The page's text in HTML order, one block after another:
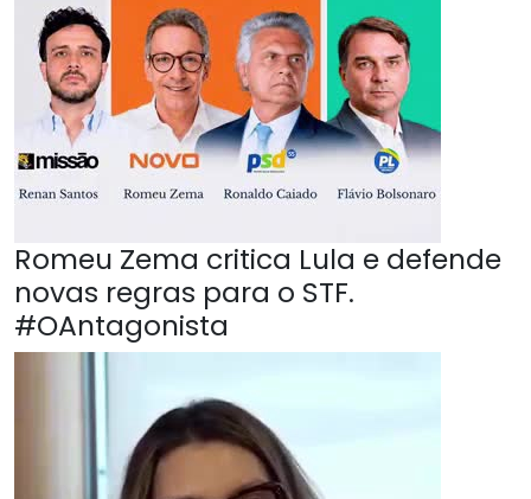
Romeu Zema critica Lula e defende
novas regras para o STF.
#OAntagonista